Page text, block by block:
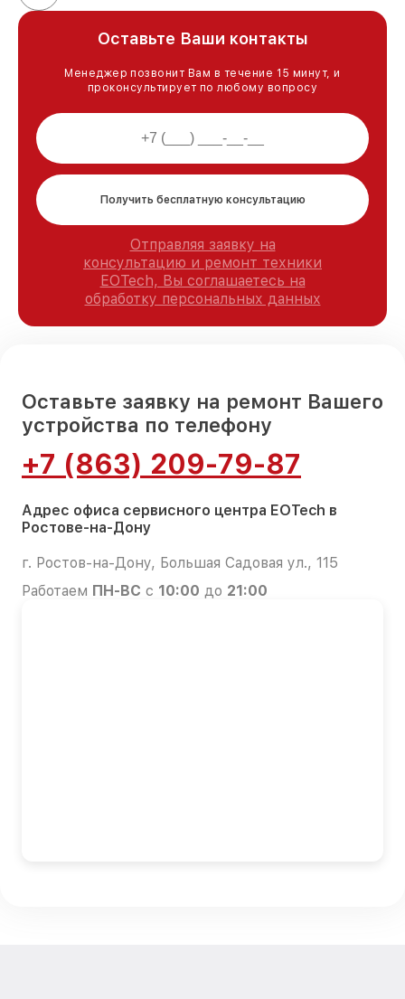
Оставьте Ваши контакты
Менеджер позвонит Вам в течение 15 минут, и
проконсультирует по любому вопросу
Получить бесплатную консультацию
Отправляя заявку на
консультацию и ремонт техники
EOTech, Вы соглашаетесь на
обработку персональных данных
Оставьте заявку на ремонт Вашего
устройства по телефону
+7 (863) 209-79-87
Адрес офиса сервисного центра EOTech в
Ростове-на-Дону
г. Ростов-на-Дону, Большая Садовая ул., 115
Работаем ПН-ВС с 10:00 до 21:00